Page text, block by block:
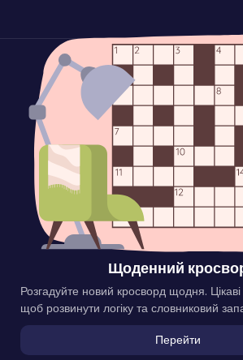
Щоденний
Розгадуйте новий кросворд щодня. Цікаві
щоб розвинути логіку та словниковий
Перейти